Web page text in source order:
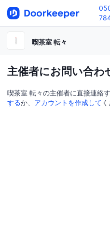
喫茶室 転々
主催者にお問い合わ
喫茶室 転々の主催者に直接連絡
するか、 アカウントを作成して